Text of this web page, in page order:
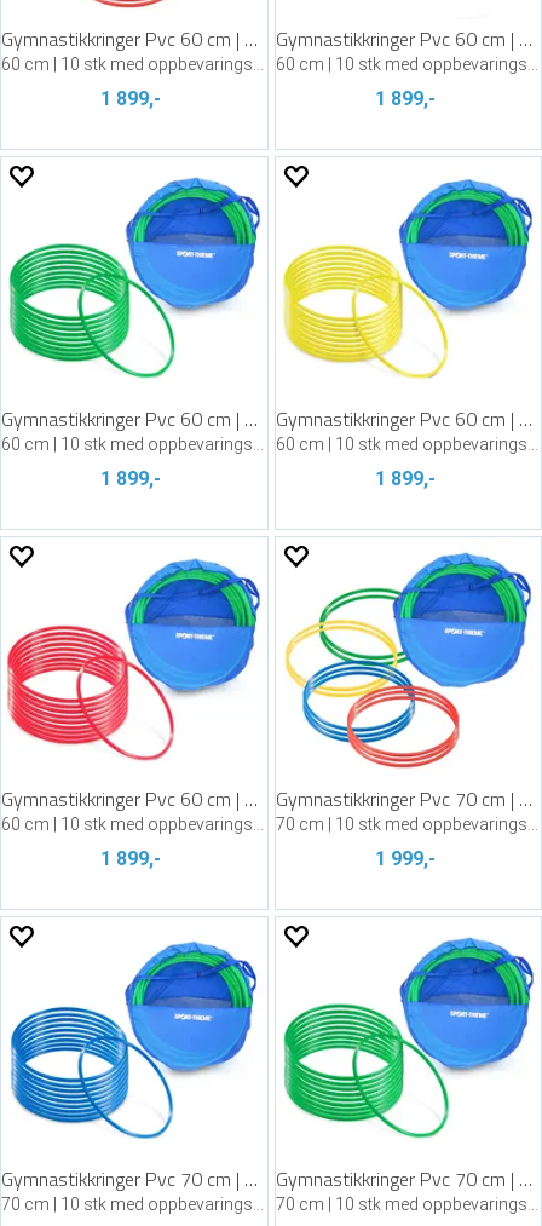
Gymnastikkringer Pvc 60 cm | Assortert
60 cm | 10 stk med oppbevaringsbag
1 899,-
Gymnastikkringer Pvc 60 cm | Blå
60 cm | 10 stk med oppbevaringsbag
1 899,-
Gymnastikkringer Pvc 60 cm | Grønn
60 cm | 10 stk med oppbevaringsbag
1 899,-
Gymnastikkringer Pvc 60 cm | Gul
60 cm | 10 stk med oppbevaringsbag
1 899,-
Gymnastikkringer Pvc 60 cm | Rød
60 cm | 10 stk med oppbevaringsbag
1 899,-
Gymnastikkringer Pvc 70 cm | Assortert
70 cm | 10 stk med oppbevaringsbag
1 999,-
Gymnastikkringer Pvc 70 cm | Blå
70 cm | 10 stk med oppbevaringsbag
Gymnastikkringer Pvc 70 cm | Grønn
70 cm | 10 stk med oppbevaringsbag